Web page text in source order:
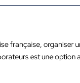
française, organiser
est une option